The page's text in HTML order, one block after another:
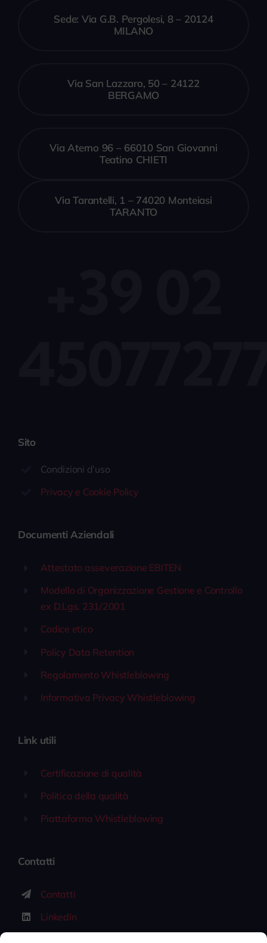
Sede: Via G.B. Pergolesi, 8 – 20124
MILANO
Via San Lazzaro, 50 – 24122
BERGAMO
Via Aterno 96 – 66010 San Giovanni
Teatino CHIETI
Via Tarantelli, 1 – 74020 Monteiasi
TARANTO
Sito
Condizioni d’uso
Privacy e Cookie Policy
Documenti Aziendali
Attestato asseverazione EBITEN
Modello di Organizzazione Gestione e Controllo
ex D.Lgs. 231/2001
Codice etico
Policy Data Retention
Regolamento Whistleblowing
Informativa Privacy Whistleblowing
Link utili
Certificazione di qualità
Politica della qualità
Piattaforma Whistleblowing
Contatti
Contatti
LinkedIn